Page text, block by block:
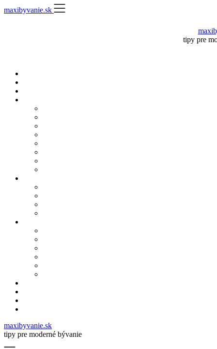
Skip
to
maxibyvanie.sk
tipy pre
maxibyvanie.sk
tipy pre moderné bývanie